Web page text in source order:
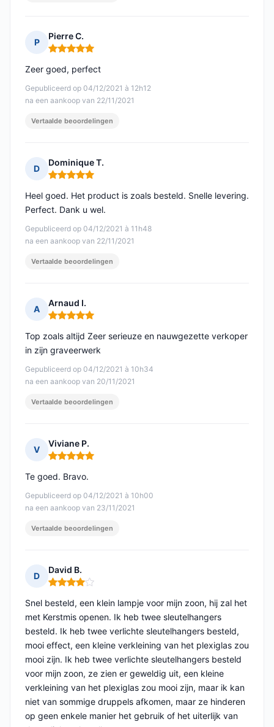
P
Pierre C.
Opmerking: 5 van 5
Gepubliceerd op 04/12/2021 à 12h12
na een aankoop van 22/11/2021
Zeer goed, perfect
Vertaalde beoordelingen
D
Dominique T.
Opmerking: 5 van 5
Gepubliceerd op 04/12/2021 à 11h48
na een aankoop van 22/11/2021
Heel goed. Het product is zoals besteld. Snelle levering.
Perfect. Dank u wel.
Vertaalde beoordelingen
A
Arnaud I.
Opmerking: 5 van 5
Gepubliceerd op 04/12/2021 à 10h34
na een aankoop van 20/11/2021
Top zoals altijd Zeer serieuze en nauwgezette verkoper
in zijn graveerwerk
Vertaalde beoordelingen
V
Viviane P.
Opmerking: 5 van 5
Gepubliceerd op 04/12/2021 à 10h00
na een aankoop van 23/11/2021
Te goed. Bravo.
Vertaalde beoordelingen
D
David B.
Opmerking: 4 van 5
Snel besteld, een klein lampje voor mijn zoon, hij zal het
met Kerstmis openen. Ik heb twee sleutelhangers
besteld. Ik heb twee verlichte sleutelhangers besteld,
mooi effect, een kleine verkleining van het plexiglas zou
mooi zijn. Ik heb twee verlichte sleutelhangers besteld
voor mijn zoon, ze zien er geweldig uit, een kleine
verkleining van het plexiglas zou mooi zijn, maar ik kan
niet van sommige druppels afkomen, maar ze hinderen
op geen enkele manier het gebruik of het uiterlijk van